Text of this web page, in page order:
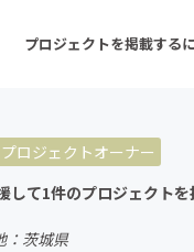
プロジェクトを掲載する
注目の新着プロ
プロジェクトオーナー
して1件のプロジェクト
：茨城県